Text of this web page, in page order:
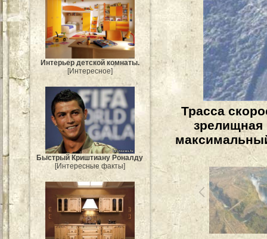
Интерьер детской комнаты.
[Интересное]
Быстрый Криштиану Роналду
[Интересные факты]
Трасса
зрелищная